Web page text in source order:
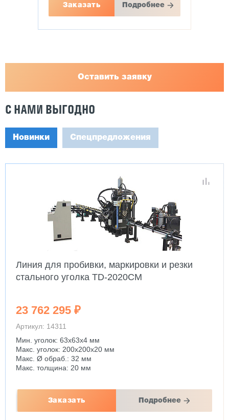
Заказать Подробнее
Оставить заявку
С НАМИ ВЫГОДНО
Новинки Спецпредложения
Линия для пробивки, маркировки и резки
стального уголка TD-2020CM
23 762 295 ₽
Артикул: 14311
Мин. уголок: 63x63x4 мм
Макс. уголок: 200x200x20 мм
Макс. Ø обраб.: 32 мм
Макс. толщина: 20 мм
Заказать Подробнее